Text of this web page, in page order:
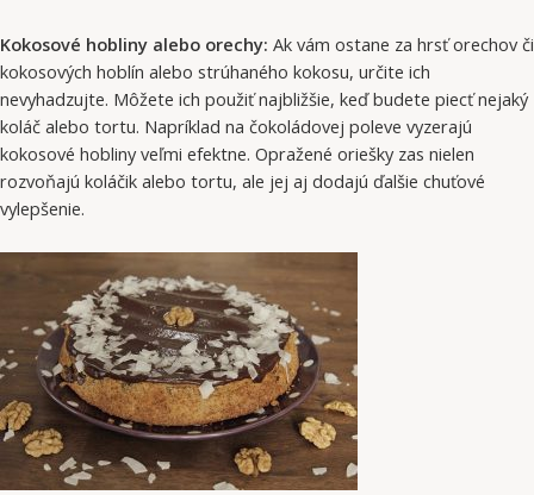
Kokosové hobliny alebo orechy: Ak vám ostane za hrsť orechov či
kokosových hoblín alebo strúhaného kokosu, určite ich
nevyhadzujte. Môžete ich použiť najbližšie, keď budete piecť nejaký
koláč alebo tortu. Napríklad na čokoládovej poleve vyzerajú
kokosové hobliny veľmi efektne. Opražené oriešky zas nielen
rozvoňajú koláčik alebo tortu, ale jej aj dodajú ďalšie chuťové
vylepšenie.